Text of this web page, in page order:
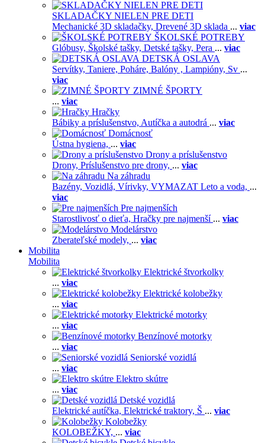
SKLADAČKY NIELEN PRE DETI
Mechanické 3D skladačky, Drevené 3D sklada ... viac
ŠKOLSKÉ POTREBY
Glóbusy, Školské tašky, Detské tašky, Pera ... viac
DETSKÁ OSLAVA
Servítky, Taniere, Poháre, Balóny , Lampióny, Sv ...
viac
ZIMNÉ ŠPORTY
... viac
Hračky
Bábiky a príslušenstvo, Autíčka a autodrá ... viac
Domácnosť
Ústna hygiena, ... viac
Drony a príslušenstvo
Drony, Príslušenstvo pre drony, ... viac
Na záhradu
Bazény, Vozidlá, Vírivky, VYMAZAT Leto a voda, ...
viac
Pre najmenších
Starostlivosť o dieťa, Hračky pre najmenší ... viac
Modelárstvo
Zberateľské modely, ... viac
Mobilita
Mobilita
Elektrické štvorkolky
... viac
Elektrické kolobežky
... viac
Elektrické motorky
... viac
Benzínové motorky
... viac
Seniorské vozidlá
... viac
Elektro skútre
... viac
Detské vozidlá
Elektrické autíčka, Elektrické traktory, Š ... viac
Kolobežky
KOLOBEŽKY, ... viac